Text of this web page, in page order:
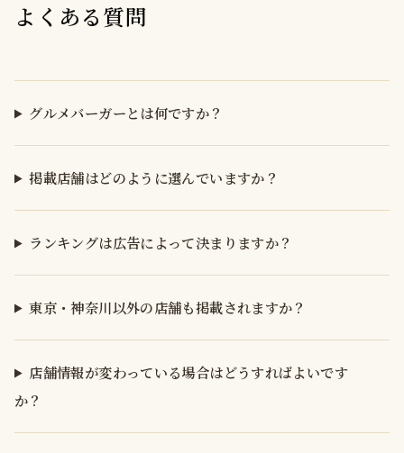
よくある質問
グルメバーガーとは何ですか？
掲載店舗はどのように選んでいますか？
ランキングは広告によって決まりますか？
東京・神奈川以外の店舗も掲載されますか？
店舗情報が変わっている場合はどうすればよいです
か？